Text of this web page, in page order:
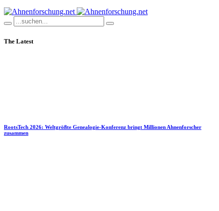
The Latest
RootsTech 2026: Weltgrößte Genealogie-Konferenz bringt Millionen Ahnenforscher
zusammen